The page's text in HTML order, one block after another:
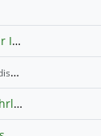
PlasCred Circular Innovations
für alle, die es ehrlich meinen beim Traden.